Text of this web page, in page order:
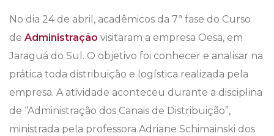
No dia 24 de abril, acadêmicos da 7ª fase do Curso
de Administração visitaram a empresa Oesa, em
Jaraguá do Sul. O objetivo foi conhecer e analisar na
prática toda distribuição e logística realizada pela
empresa. A atividade aconteceu durante a disciplina
de “Administração dos Canais de Distribuição”,
ministrada pela professora Adriane Schimainski dos